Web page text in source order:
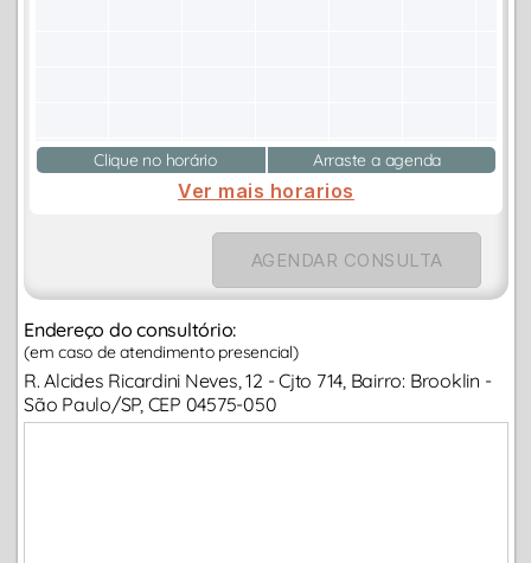
Clique no horário Arraste a agenda
Ver mais horarios
AGENDAR CONSULTA
Endereço do consultório:
(em caso de atendimento presencial)
R. Alcides Ricardini Neves, 12 - Cjto 714, Bairro: Brooklin -
São Paulo/SP, CEP 04575-050